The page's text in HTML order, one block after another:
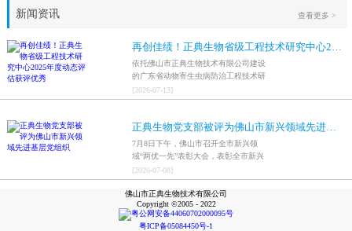
新闻资讯
再创佳绩！正典生物省级工程技术研究中心2025年度动态评估获评优秀
依托佛山市正典生物技术有限公司建设
的广东省动物寄生虫病防治工程技术研
究中心，在全省参评科研平台中综合表
现突出，成功获评最高评价等级“优
[2026-07-13]
正典生物党支部被评为佛山市新兴领域先进基层党组织
7月8日下午，佛山市召开全市新兴领
域“两优一先”表彰大会，表彰全市新兴
领域优秀共产党员、优秀党务工作者和
先进基层党组织，中共佛山市正典生物
技术有限公司支部委员会被评为佛山市
新兴领域先进基层党组织。
[2026-07-08]
查看更多 >
佛山市正典生物技术有限公司
Copyright ©2005 - 2022
粤公网安备44060702000095号
粤ICP备05084450号-1